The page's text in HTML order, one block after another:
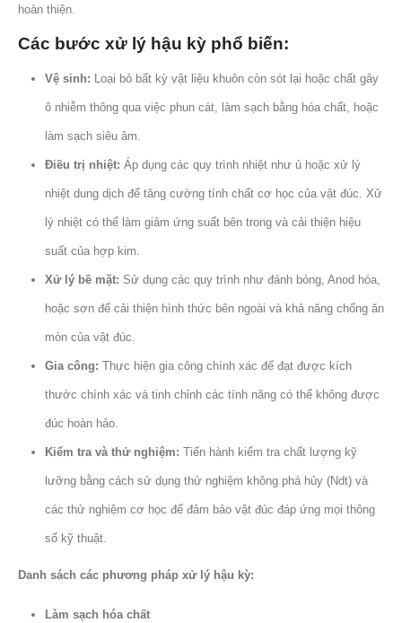
hoàn thiện.
Các bước xử lý hậu kỳ phổ biến:
Vệ sinh: Loại bỏ bất kỳ vật liệu khuôn còn sót lại hoặc chất gây
ô nhiễm thông qua việc phun cát, làm sạch bằng hóa chất, hoặc
làm sạch siêu âm.
Điều trị nhiệt: Áp dụng các quy trình nhiệt như ủ hoặc xử lý
nhiệt dung dịch để tăng cường tính chất cơ học của vật đúc. Xử
lý nhiệt có thể làm giảm ứng suất bên trong và cải thiện hiệu
suất của hợp kim.
Xử lý bề mặt: Sử dụng các quy trình như đánh bóng, Anod hóa,
hoặc sơn để cải thiện hình thức bên ngoài và khả năng chống ăn
mòn của vật đúc.
Gia công: Thực hiện gia công chính xác để đạt được kích
thước chính xác và tinh chỉnh các tính năng có thể không được
đúc hoàn hảo.
Kiểm tra và thử nghiệm: Tiến hành kiểm tra chất lượng kỹ
lưỡng bằng cách sử dụng thử nghiệm không phá hủy (Ndt) và
các thử nghiệm cơ học để đảm bảo vật đúc đáp ứng mọi thông
số kỹ thuật.
Danh sách các phương pháp xử lý hậu kỳ:
Làm sạch hóa chất